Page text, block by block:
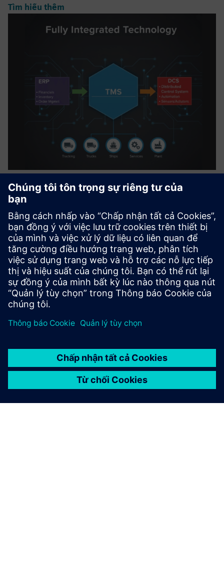
Tìm hiểu thêm
DWG Terminal Management
System
The DWG Terminal Management System (TMS) streamlines
loading, unloading, inventory, and planning at fuel or plant
based terminals, reducing manual errors and downtime
while ensuring accurate tracking and efficient truck
scheduling...
Tìm hiểu thêm